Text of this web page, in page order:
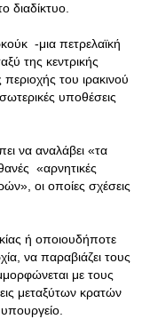
διαδίκτυο.
-μια πετρελαϊκή
της κεντρικής
του ιρακινού
υποθέσεις
να αναλάβει «τα
«αρνητικές
οι οποίες σχέσεις
ή οποιουδήποτε
να παραβιάζει τους
με τους
μεταξύτων κρατών